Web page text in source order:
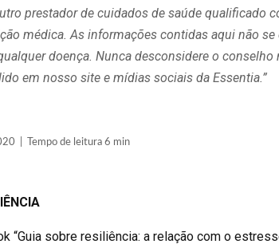
prestador de cuidados de saúde qualificado
médica. As informações contidas aqui não se
doença. Nunca desconsidere o
em nosso site e mídias sociais da Essentia.”
| Tempo de leitura 6 min
“Guia sobre resiliência: a relação com o